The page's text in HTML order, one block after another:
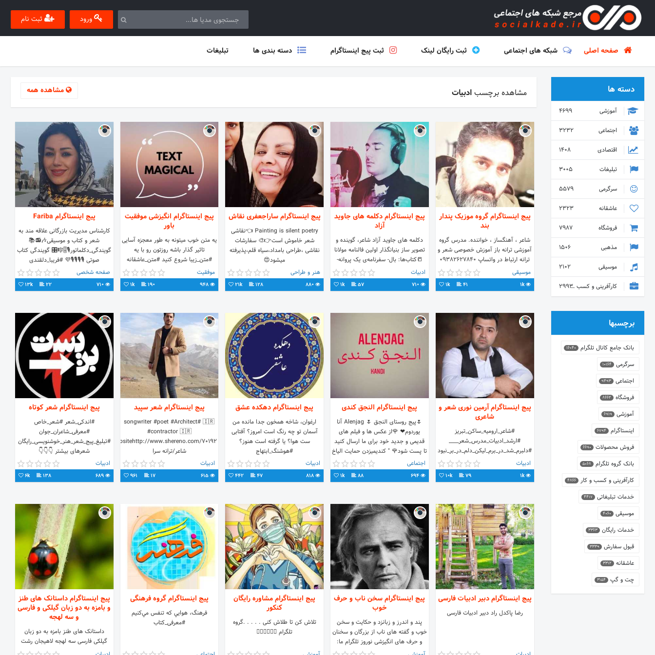
ورود ثبت نام
صفحه اصلی شبکه های اجتماعی ثبت رایگان لینک ثبت پیج اینستاگرام دسته بندی ها تبلیغات
مشاهده برچسب ادبیات مشاهده همه
پیج اینستاگرام گروه موزیک پندار
بند
شاعر ، آهنگساز ، خواننده. مدرس گروه
آموزشی ترانه باز آموزش خصوصی شعر و
ترانه ارتباط در واتساپ 09382627840
موسیقی
1k
41
1k
پیج اینستاگرام دکلمه های جاوید
آزاد
دکلمه های جاوید آزاد شاعر، گوینده و
تصویر ساز بنیانگذار اولین فالنامه مولانا
📒کتاب‌ها: بال- سفرنامه‌ی یک پروانه-
حبسِ زمین ⭐جزء 10 ستاره‌ی هنری برتر
دهه هفتادی
ادبیات
710
57
1k
پیج اینستاگرام ساراجعفری نقاش
Painting is silent poetry 👈نقاشی
شعر خاموش است👉🎨 سفارشات
نقاشی ،طراحی بامداد،سیاه قلم،پذیرفته
میشود😍
هنر و طراحی
880
128
21k
پیج اینستاگرام انگیزشی موفقیت
باور
یه متن خوب میتونه به طور معجزه آسایی
تاثیر گذار باشه روزتون رو با یه
#متن_زیبا شروع کنید #متن_عاشقانه
برای اونایی که دوستشون دارید💗 متن
خاص برای آرامش
موفقیت
948
190
1k
پیج اینستاگرام Fariba
کارشناس مدیریت بازرگانی علاقه مند به
شعر و کتاب و موسیقی🎶📻📚
گویندگی_دکلماتور🎙🎚🎼🎛 گویندگی کتاب
صوتی 🎙🎙🎙🎙💜 #فریبا_دلقندی
صفحه شخصی
710
22
13k
پیج اینستاگرام آرمین نوری شعر و
شاعری
#شاعر_ارومیه_ساکن_تبریز
#ارشد_ادبیات_مدرس_شعر____
#دلبرم_شد_در_برم_لیکن_دلم_در_بر_نبود
#گر_نباشد_دلبرم_دلبر_مرا_دلبر_چه_سود
ادبیات
1k
79
10k
پیج اینستاگرام النجق کندی
🌷پیج روستای النجق 🌷 Alenjag آنا
یوردوم❤ 🌹از عکس ها و فیلم های
قدیمی و جدید خود برای ما ارسال کنید
تا پست شود🌹 " کندیمیزدن حمایت الیاخ
اجتماعی
694
88
1k
پیج اینستاگرام دهکده عشق
ارغوان، شاخه همخون جدا مانده من
آسمان تو چه رنگ است امروز؟ آفتابی
ست هوا؟ یا گرفته است هنوز؟
#هوشنگ_ابتهاج
ادبیات
818
47
442
پیج اینستاگرام شعر سپید
⁦🇮🇷⁩ #songwriter #poet #Architect
#contractor ⁦🇮🇷⁩
#official_websitehttp://www.shereno.com/70192/
شاعر/ترانه سرا
ادبیات
615
17
961
پیج اینستاگرام شعر کوتاه
#اندکی_شعر #شعر_خاص
#معرفی_شاعران_جوان
#تبلیغ_پیج_شعر_هنر_خوشنویسی_رایگان
شعرهای بیشتر 👇👇👇
ادبیات
689
138
6k
پیج اینستاگرام دبیر ادبیات فارسی
رضا پاکدل راد دبیر ادبیات فارسی
پیج اینستاگرام سخن ناب و حرف
خوب
پند و اندرز و زبانزد و حکایت و سخن
خوب و گفته های ناب از بزرگان و سخنان
و حرف های انگیزشی نوروز تلگرام ما:
@Nowrooz @nowrouzgan
پیج اینستاگرام مشاوره رایگان
کنکور
تلاش کن تا طلاش کنی . . . . .گروه
تلگرام 👇🏻👇🏻👇🏻
پیج اینستاگرام گروه فرهنگی
فرهنگ، هوايي كه تنفس مي‌كنيم
#معرفی_کتاب
پیج اینستاگرام داستانک های طنز
و بامزه به دو زبان گیلکی و فارسی
و سه لهجه
داستانک های طنز بامزه به دو زبان
گیلکی فارسی سه لهجه لاهیجان رشت
محاوره فارسی
دسته ها
آموزشی
4699
اجتماعی
3232
اقتصادی
1408
تبلیغات
3005
سرگرمی
5579
عاشقانه
2323
فروشگاه
7987
مذهبی
1506
موسیقی
2102
کارآفرینی و کسب و کار 2993
برچسبها
بانک جامع کانال تلگرام 16040
سرگرمی 10164
اجتماعی 9493
فروشگاه 8662
آموزشی 6919
اینستاگرام 6794
فروش محصولات 6690
بانک گروه تلگرام 5068
کارآفرینی و کسب و کار 4866
خدمات تبلیغاتی 4417
موسیقی 4060
خدمات رایگان 3363
قبول سفارش 3339
عاشقانه 3312
چت و گپ 3154